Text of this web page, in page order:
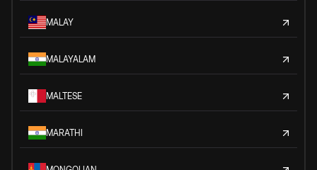
MALAY
MALAYALAM
MALTESE
MARATHI